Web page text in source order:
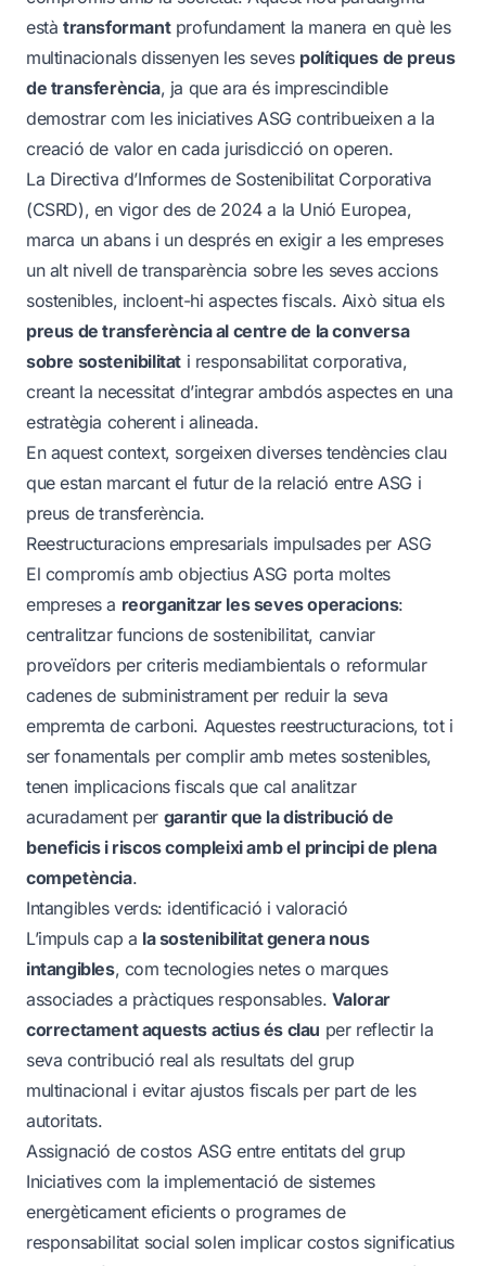
està transformantprofundament la manera en què les
multinacionals dissenyen les seves polítiques de preus
de transferència, ja que ara és imprescindible
demostrar com les iniciatives ASG contribueixen a la
creació de valor en cada jurisdicció on operen.
La Directiva d’Informes de Sostenibilitat Corporativa
(CSRD), en vigor des de 2024 a la Unió Europea,
marca un abans i un després en exigir a les empreses
un alt nivell de transparència sobre les seves accions
sostenibles, incloent-hi aspectes fiscals. Això situa els
preus de transferència al centre de la conversa
sobre sostenibilitat i responsabilitat corporativa,
creant la necessitat d’integrar ambdós aspectes en una
estratègia coherent i alineada.
En aquest context, sorgeixen diverses tendències clau
que estan marcant el futur de la relació entre ASG i
preus de transferència.
Reestructuracions empresarials impulsades per ASG
El compromís amb objectius ASG porta moltes
empreses a reorganitzar les seves operacions:
centralitzar funcions de sostenibilitat, canviar
proveïdors per criteris mediambientals o reformular
cadenes de subministrament per reduir la seva
empremta de carboni. Aquestes reestructuracions, tot i
ser fonamentals per complir amb metes sostenibles,
tenen implicacions fiscals que cal analitzar
acuradament per garantir que la distribució de
beneficis i riscos compleixi amb el principi de plena
competència.
Intangibles verds: identificació i valoració
L’impuls cap a la sostenibilitat genera nous
intangibles, com tecnologies netes o marques
associades a pràctiques responsables. Valorar
correctament aquests actius és clau per reflectir la
seva contribució real als resultats del grup
multinacional i evitar ajustos fiscals per part de les
autoritats.
Assignació de costos ASG entre entitats del grup
Iniciatives com la implementació de sistemes
energèticament eficients o programes de
responsabilitat social solen implicar costos significatius